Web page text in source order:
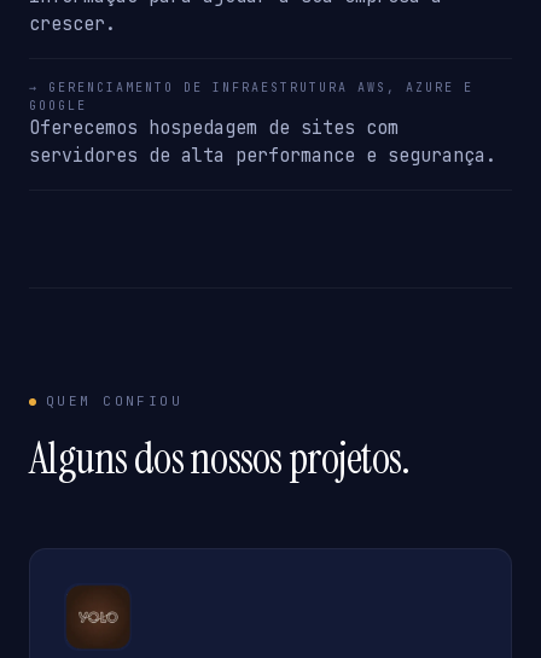
crescer.
→ GERENCIAMENTO DE INFRAESTRUTURA AWS, AZURE E
GOOGLE
Oferecemos hospedagem de sites com
servidores de alta performance e segurança.
QUEM CONFIOU
Alguns dos nossos projetos.